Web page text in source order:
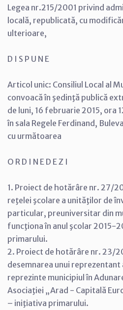
Legea nr.215/2001 privind
locală, republicată, cu
ulterioare,
D I S P U N E
Articol unic: Consiliul Local al
convoacă în şedinţă publică
de luni, 16 februarie 2015, ora
în sala Regele Ferdinand,
cu următoarea
O R D I N E D E Z I
1. Proiect de hotărâre nr. 27/
reţelei şcolare a unităţilor de
particular, preuniversitar din
funcţiona în anul şcolar 2015-
primarului.
2. Proiect de hotărâre nr. 23/
desemnarea unui reprezentant
reprezinte municipiul în
Asociaţiei „Arad - Capitală
– iniţiativa primarului.